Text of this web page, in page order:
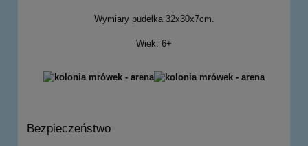
Wymiary pudełka 32x30x7cm.
Wiek: 6+
Bezpieczeństwo